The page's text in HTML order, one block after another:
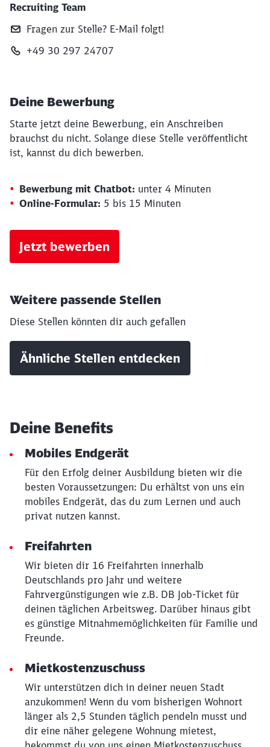
Recruiting Team
Fragen zur Stelle? E‑Mail folgt!
+49 30 297 24707
Deine Bewerbung
Starte jetzt deine Bewerbung, ein Anschreiben
brauchst du nicht. Solange diese Stelle veröffentlicht
ist, kannst du dich bewerben.
Bewerbung mit Chatbot: unter 4 Minuten
Online-Formular: 5 bis 15 Minuten
Jetzt bewerben
Weitere passende Stellen
Diese Stellen könnten dir auch gefallen
Ähnliche Stellen entdecken
Deine Benefits
Mobiles Endgerät
Für den Erfolg deiner Ausbildung bieten wir die
besten Voraussetzungen: Du erhältst von uns ein
mobiles Endgerät, das du zum Lernen und auch
privat nutzen kannst.
Freifahrten
Wir bieten dir 16 Freifahrten innerhalb
Deutschlands pro Jahr und weitere
Fahrvergünstigungen wie z.B. DB Job-Ticket für
deinen täglichen Arbeitsweg. Darüber hinaus gibt
es günstige Mitnahmemöglichkeiten für Familie und
Freunde.
Mietkostenzuschuss
Wir unterstützen dich in deiner neuen Stadt
anzukommen! Wenn du vom bisherigen Wohnort
länger als 2,5 Stunden täglich pendeln musst und
dir eine näher gelegene Wohnung mietest,Schließen
Möchten Sie zuweitergeleitet